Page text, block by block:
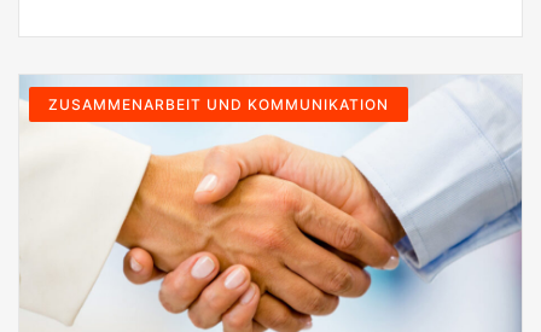
ZUSAMMENARBEIT UND KOMMUNIKATION